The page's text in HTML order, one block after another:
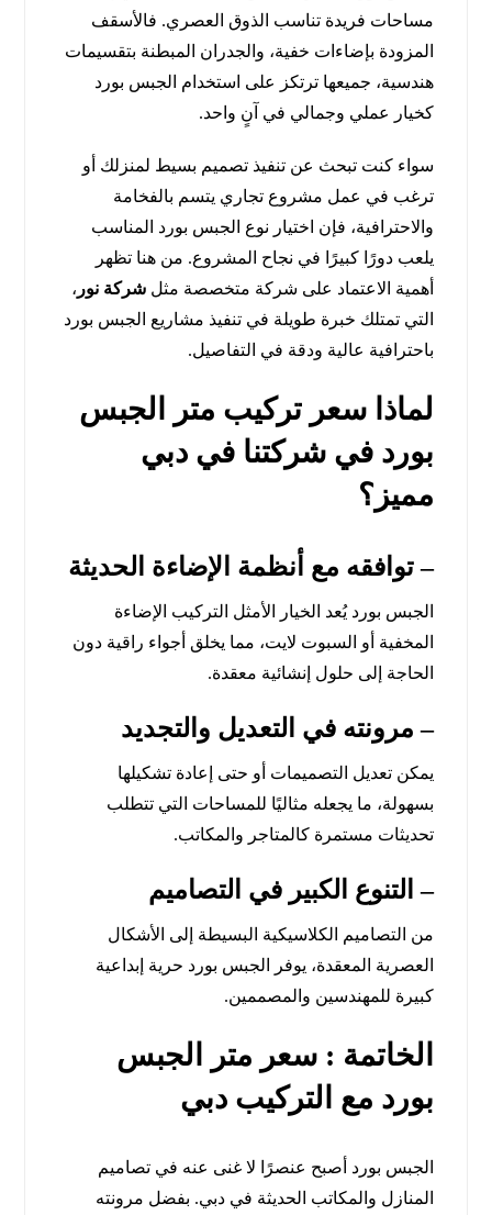
مساحات فريدة تناسب الذوق العصري. فالأسقف
المزودة بإضاءات خفية، والجدران المبطنة بتقسيمات
هندسية، جميعها ترتكز على استخدام الجبس بورد
كخيار عملي وجمالي في آنٍ واحد.
سواء كنت تبحث عن تنفيذ تصميم بسيط لمنزلك أو
ترغب في عمل مشروع تجاري يتسم بالفخامة
والاحترافية، فإن اختيار نوع الجبس بورد المناسب
يلعب دورًا كبيرًا في نجاح المشروع. من هنا تظهر
أهمية الاعتماد على شركة متخصصة مثلشركة نور ،
التي تمتلك خبرة طويلة في تنفيذ مشاريع الجبس بورد
باحترافية عالية ودقة في التفاصيل.
لماذا سعر تركيب متر الجبس
بورد في شركتنا في دبي
مميز؟
– توافقه مع أنظمة الإضاءة الحديثة
الجبس بورد يُعد الخيار الأمثل التركيب الإضاءة
المخفية أو السبوت لايت، مما يخلق أجواء راقية دون
الحاجة إلى حلول إنشائية معقدة.
– مرونته في التعديل والتجديد
يمكن تعديل التصميمات أو حتى إعادة تشكيلها
بسهولة، ما يجعله مثاليًا للمساحات التي تتطلب
تحديثات مستمرة كالمتاجر والمكاتب.
– التنوع الكبير في التصاميم
من التصاميم الكلاسيكية البسيطة إلى الأشكال
العصرية المعقدة، يوفر الجبس بورد حرية إبداعية
كبيرة للمهندسين والمصممين.
الخاتمة : سعر متر الجبس
بورد مع التركيب دبي
الجبس بورد أصبح عنصرًا لا غنى عنه في تصاميم
المنازل والمكاتب الحديثة في دبي. بفضل مرونته